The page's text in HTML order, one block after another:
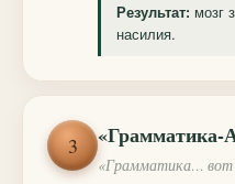
Результат: мозг
насилия.
3 «Грамматика-
«Грамматика… вот